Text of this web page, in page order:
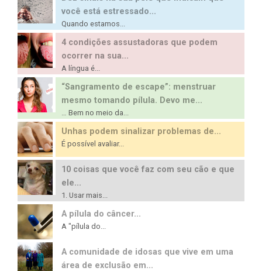
você está estressado...
Quando estamos...
4 condições assustadoras que podem
ocorrer na sua...
A língua é...
“Sangramento de escape”: menstruar
mesmo tomando pílula. Devo me...
… Bem no meio da...
Unhas podem sinalizar problemas de...
É possível avaliar...
10 coisas que você faz com seu cão e que
ele...
1. Usar mais...
A pílula do câncer...
A "pílula do...
A comunidade de idosas que vive em uma
área de exclusão em...